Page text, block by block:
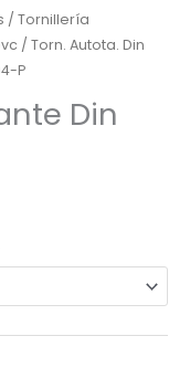
/ Tornillería
/ Torn. Autota. Din
P
Din